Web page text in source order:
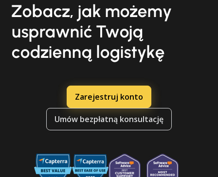
Zobacz, jak możemy
usprawnić Twoją
codzienną logistykę
Zarejestruj konto
Umów bezpłatną konsultację